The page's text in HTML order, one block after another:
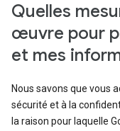
Quelles
œuvre pour
et mes
Nous savons que vous
sécurité et à la
la raison pour laquelle